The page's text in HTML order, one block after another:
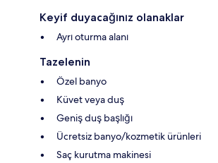
Keyif duyacağınız olanaklar
Ayrı oturma alanı
Tazelenin
Özel banyo
Küvet veya duş
Geniş duş başlığı
Ücretsiz banyo/kozmetik ürünleri
Saç kurutma makinesi